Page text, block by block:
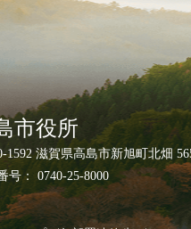
市役所
1592 滋賀県高島市新旭町北畑
号： 0740-25-8000